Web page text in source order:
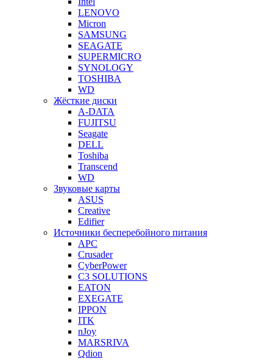
LENOVO
Micron
SAMSUNG
SEAGATE
SUPERMICRO
SYNOLOGY
TOSHIBA
WD
Жёсткие диски
A-DATA
FUJITSU
Seagate
DELL
Toshiba
Transcend
WD
Звуковые карты
ASUS
Creative
Edifier
Источники бесперебойного питания
APC
Crusader
CyberPower
C3 SOLUTIONS
EATON
EXEGATE
IPPON
ITK
nJoy
MARSRIVA
Qdion